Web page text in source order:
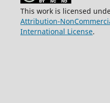
This work is licensed
Attribution-
International License.